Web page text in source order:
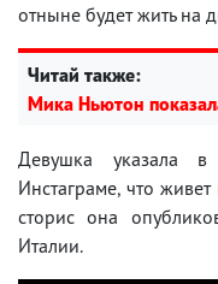
отныне будет жить на
Читай также:
Мика Ньютон
Девушка указала
Инстаграме, что
сторис она
Италии.